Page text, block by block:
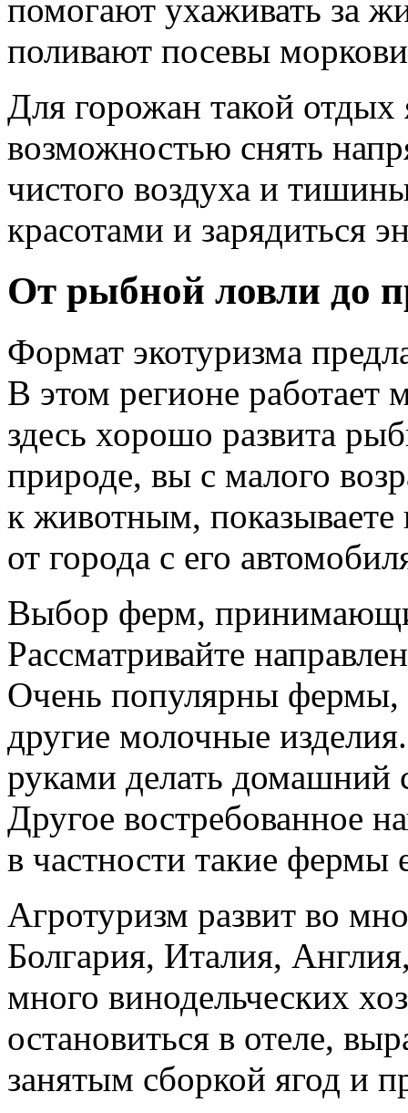
помогают ухаживать за
поливают посевы
Для горожан такой отдых
возможностью снять
чистого воздуха и
красотами и зарядиться
От рыбной ловли до
Формат экотуризма
В этом регионе работает
здесь хорошо развита
природе, вы с малого
к животным,
от города с его
Выбор ферм,
Рассматривайте
Очень популярны фермы,
другие молочные
руками делать домашний
Другое востребованное
в частности такие фермы
Агротуризм развит во
Болгария, Италия,
много винодельческих
остановиться в отеле,
занятым сборкой ягод и